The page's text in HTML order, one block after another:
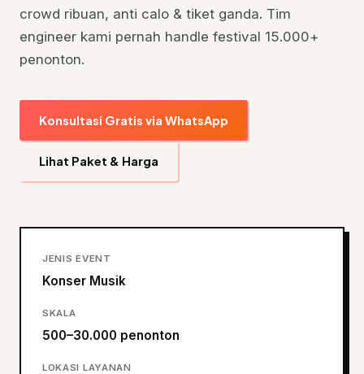
crowd ribuan, anti calo & tiket ganda. Tim
engineer kami pernah handle festival 15.000+
penonton.
Konsultasi Gratis via WhatsApp
Lihat Paket & Harga
JENIS EVENT
Konser Musik
SKALA
500–30.000 penonton
LOKASI LAYANAN